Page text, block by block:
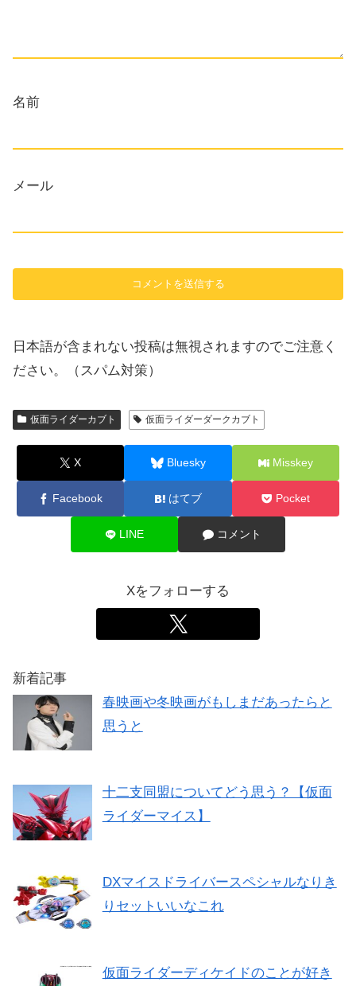
名前
メール
日本語が含まれない投稿は無視されますのでご注意く
ださい。（スパム対策）
仮面ライダーカブト 仮面ライダーダークカブト
X Bluesky Misskey
Facebook はてブ Pocket
LINE コメント
Xをフォローする
新着記事
春映画や冬映画がもしまだあったらと
思うと
十二支同盟についてどう思う？【仮面
ライダーマイス】
DXマイスドライバースペシャルなりき
りセットいいなこれ
仮面ライダーディケイドのことが好き